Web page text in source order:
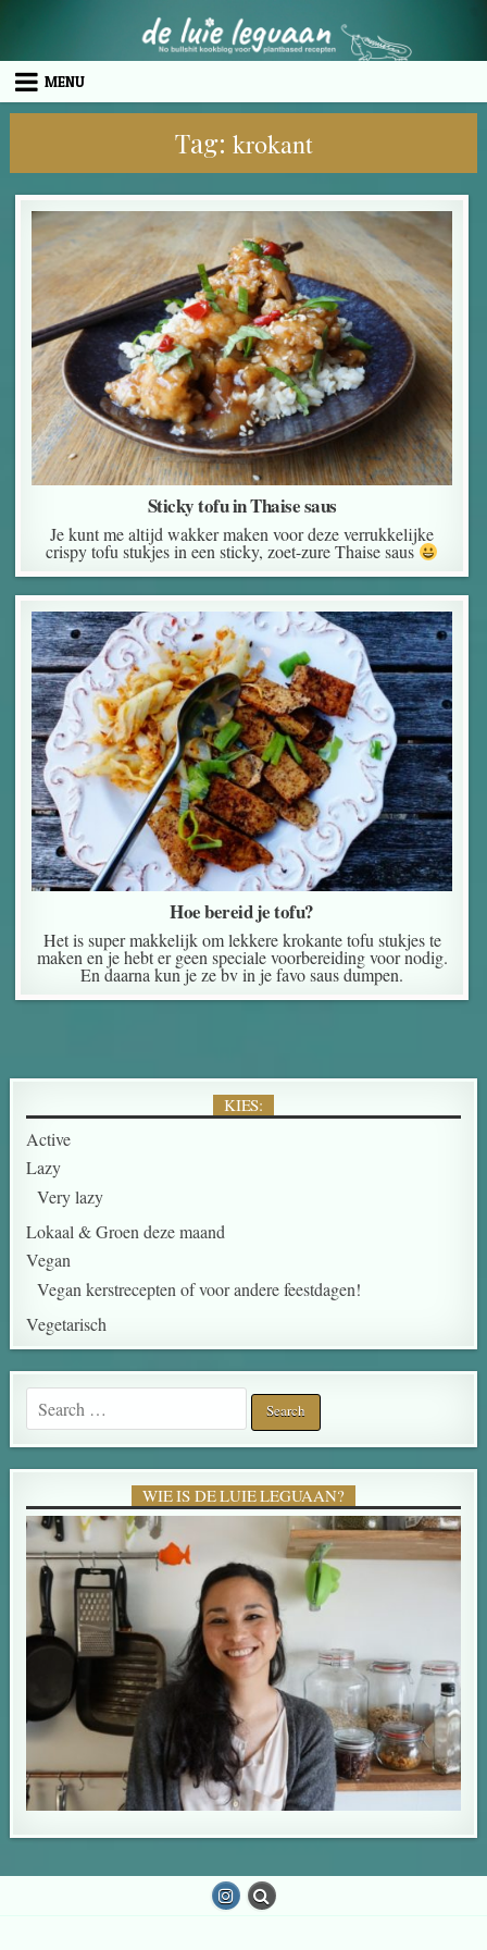
MENU
Tag: krokant
Sticky tofu in Thaise saus
Je kunt me altijd wakker maken voor deze verrukkelijke
crispy tofu stukjes in een sticky, zoet-zure Thaise saus
Hoe bereid je tofu?
Het is super makkelijk om lekkere krokante tofu stukjes te
maken en je hebt er geen speciale voorbereiding voor nodig.
En daarna kun je ze bv in je favo saus dumpen.
KIES:
Active
Lazy
Very lazy
Lokaal & Groen deze maand
Vegan
Vegan kerstrecepten of voor andere feestdagen!
Vegetarisch
Search for:
WIE IS DE LUIE LEGUAAN?